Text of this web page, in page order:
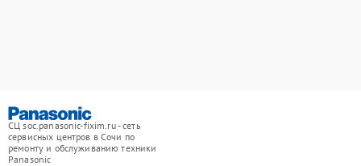
СЦ soc.panasonic-fixim.ru - сеть
сервисных центров в Сочи по
ремонту и обслуживанию техники
Panasonic